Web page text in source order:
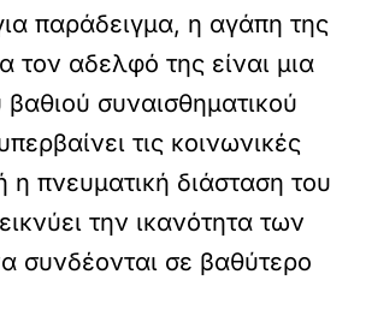
παράδειγμα, η αγάπη της
τον αδελφό της είναι μια
συναισθηματικού
τις κοινωνικές
η πνευματική διάσταση του
την ικανότητα των
συνδέονται σε βαθύτερο